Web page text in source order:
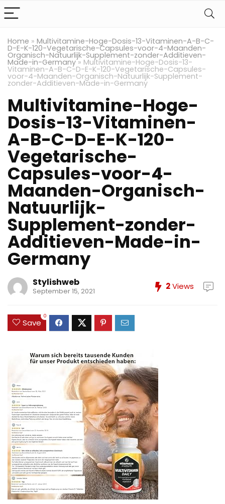
Home » Multivitamine-Hoge-Dosis-13-Vitaminen-A-B-C-
D-E-K-120-Vegetarische-Capsules-voor-4-Maanden-
Organisch-Natuurlijk-Supplement-zonder-Additieven-
Made-in-Germany» Multivitamine-Hoge-Dosis-13-
Vitaminen-A-B-C-D-E-K-120-Vegetarische-Capsules-
voor-4-Maanden-Organisch-Natuurlijk-Supplement-
zonder-Additieven-Made-in-Germany
Multivitamine-Hoge-
Dosis-13-Vitaminen-
A-B-C-D-E-K-120-
Vegetarische-
Capsules-voor-4-
Maanden-Organisch-
Natuurlijk-
Supplement-zonder-
Additieven-Made-in-
Germany
Stylishweb
September 15, 2021 2Views
Save
0